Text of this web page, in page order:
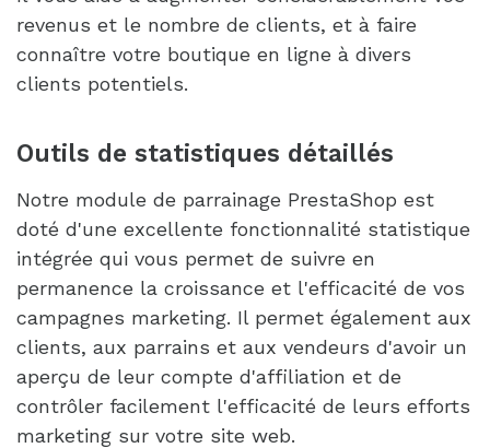
revenus et le nombre de clients, et à faire
connaître votre boutique en ligne à divers
clients potentiels.
Outils de statistiques détaillés
Notre module de parrainage PrestaShop est
doté d'une excellente fonctionnalité statistique
intégrée qui vous permet de suivre en
permanence la croissance et l'efficacité de vos
campagnes marketing. Il permet également aux
clients, aux parrains et aux vendeurs d'avoir un
aperçu de leur compte d'affiliation et de
contrôler facilement l'efficacité de leurs efforts
marketing sur votre site web.